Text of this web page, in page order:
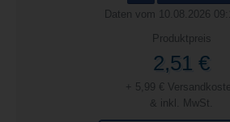
Daten vom 10.08.2026
Produktpreis
2,51 €
+ 5,99 €
& inkl. MwSt.